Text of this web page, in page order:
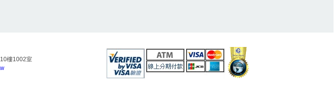
樓1002室